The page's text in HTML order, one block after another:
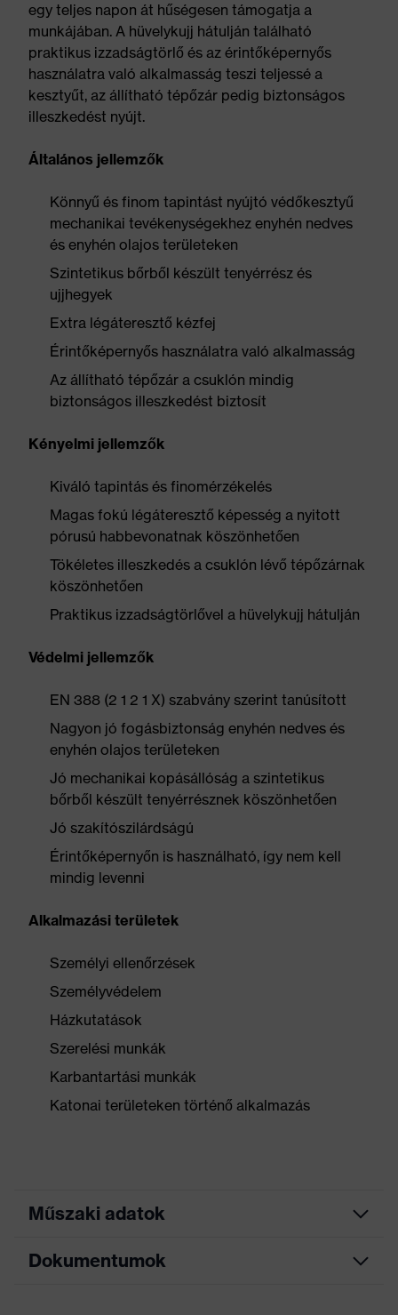
egy teljes napon át hűségesen támogatja a
munkájában. A hüvelykujj hátulján található
praktikus izzadságtörlő és az érintőképernyős
használatra való alkalmasság teszi teljessé a
kesztyűt, az állítható tépőzár pedig biztonságos
illeszkedést nyújt.
Általános jellemzők
Könnyű és finom tapintást nyújtó védőkesztyű
mechanikai tevékenységekhez enyhén nedves
és enyhén olajos területeken
Szintetikus bőrből készült tenyérrész és
ujjhegyek
Extra légáteresztő kézfej
Érintőképernyős használatra való alkalmasság
Az állítható tépőzár a csuklón mindig
biztonságos illeszkedést biztosít
Kényelmi jellemzők
Kiváló tapintás és finomérzékelés
Magas fokú légáteresztő képesség a nyitott
pórusú habbevonatnak köszönhetően
Tökéletes illeszkedés a csuklón lévő tépőzárnak
köszönhetően
Praktikus izzadságtörlővel a hüvelykujj hátulján
Védelmi jellemzők
EN 388 (2 1 2 1 X) szabvány szerint tanúsított
Nagyon jó fogásbiztonság enyhén nedves és
enyhén olajos területeken
Jó mechanikai kopásállóság a szintetikus
bőrből készült tenyérrésznek köszönhetően
Jó szakítószilárdságú
Érintőképernyőn is használható, így nem kell
mindig levenni
Alkalmazási területek
Személyi ellenőrzések
Személyvédelem
Házkutatások
Szerelési munkák
Karbantartási munkák
Katonai területeken történő alkalmazás
Műszaki adatok
Keresőszín (szűrő)
Dokumentumok